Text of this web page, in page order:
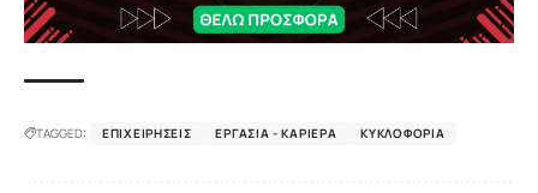
TAGGED: ΕΠΙΧΕΙΡΉΣΕΙΣ ΕΡΓΑΣΊΑ - ΚΑΡΙΈΡΑ ΚΥΚΛΟΦΟΡΊΑ